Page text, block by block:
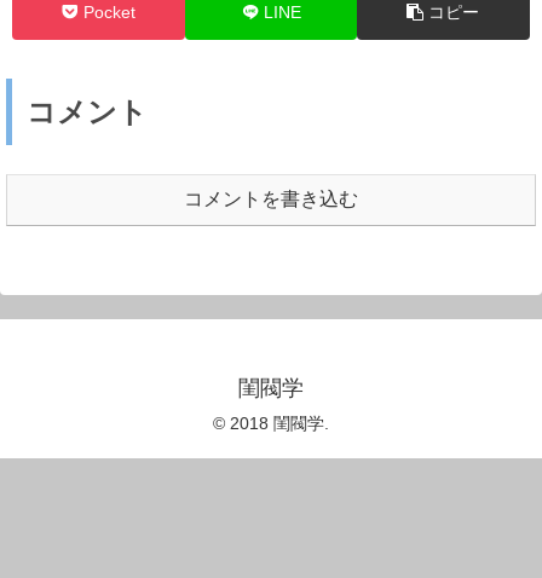
Pocket LINE コピー
コメント
コメントを書き込む
閨閥学
© 2018 閨閥学.